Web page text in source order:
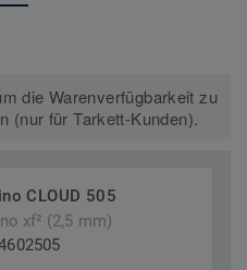
die Warenverfügbarkeit zu
(nur für Tarkett-Kunden).
CLOUD 505
xf² (2,5 mm)